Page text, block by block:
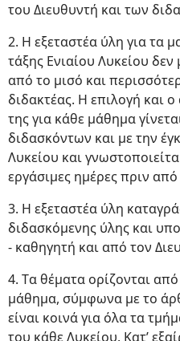
του Διευθυντή και των
2. Η εξεταστέα ύλη για τα
τάξης Ενιαίου Λυκείου δεν
από το μισό και
διδακτέας. Η επιλογή και
της για κάθε μάθημα
διδασκόντων και με την
Λυκείου και
εργάσιμες ημέρες πριν
3. Η εξεταστέα ύλη
διδασκόμενης ύλης και
- καθηγητή και από τον
4. Tα θέματα ορίζονται
μάθημα, σύμφωνα με το
είναι κοινά για όλα τα
του κάθε Λυκείου. Κατ’